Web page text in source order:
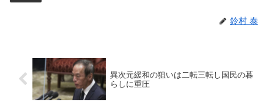
鈴村 泰
異次元緩和の狙いは二転三転し国民の暮
らしに重圧